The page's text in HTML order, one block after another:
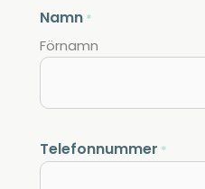
Namn *
Förnamn
Telefonnummer *